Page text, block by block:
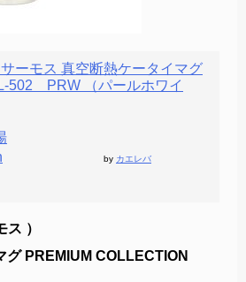
ーモス 真空断熱ケータイマグ
502 PRW （パールホワイ
by カエレバ
）
グ PREMIUM COLLECTION